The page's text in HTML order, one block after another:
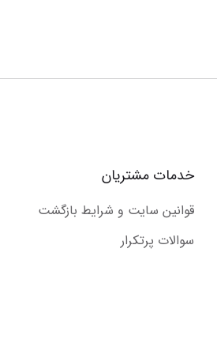
خدمات مشتریان
قوانین سایت و شرایط بازگشت
سوالات پرتکرار